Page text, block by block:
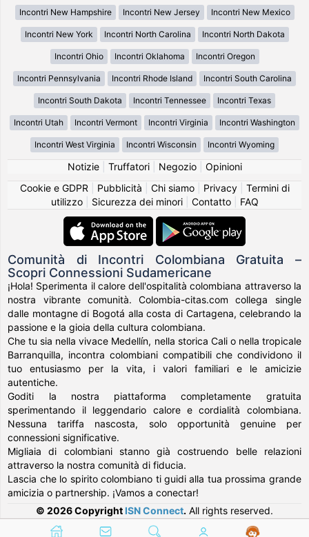
Incontri New Hampshire Incontri New Jersey Incontri New Mexico
Incontri New York Incontri North Carolina Incontri North Dakota
Incontri Ohio Incontri Oklahoma Incontri Oregon
Incontri Pennsylvania Incontri Rhode Island Incontri South Carolina
Incontri South Dakota Incontri Tennessee Incontri Texas
Incontri Utah Incontri Vermont Incontri Virginia Incontri Washington
Incontri West Virginia Incontri Wisconsin Incontri Wyoming
Notizie| Truffatori| Negozio| Opinioni
Cookie e GDPR
Pubblicità Chi siamo| Privacy| Termini di
utilizzo| Sicurezza dei minori| Contatto| FAQ
Comunità di Incontri Colombiana Gratuita –
Scopri Connessioni Sudamericane
¡Hola! Sperimenta il calore dell'ospitalità colombiana attraverso la
nostra vibrante comunità. Colombia-citas.com collega single
dalle montagne di Bogotá alla costa di Cartagena, celebrando la
passione e la gioia della cultura colombiana.
Che tu sia nella vivace Medellín, nella storica Cali o nella tropicale
Barranquilla, incontra colombiani compatibili che condividono il
tuo entusiasmo per la vita, i valori familiari e le amicizie
autentiche.
Goditi la nostra piattaforma completamente gratuita
sperimentando il leggendario calore e cordialità colombiana.
Nessuna tariffa nascosta, solo opportunità genuine per
connessioni significative.
Migliaia di colombiani stanno già costruendo belle relazioni
attraverso la nostra comunità di fiducia.
Lascia che lo spirito colombiano ti guidi alla tua prossima grande
amicizia o partnership. ¡Vamos a conectar!
© 2026 Copyright ISN Connect. All rights reserved.